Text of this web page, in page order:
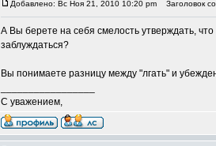
Добавлено: Вс Ноя 21, 2010 10:20 pm Заголовок
А Вы берете на себя смелость утверждать,
заблуждаться?
Вы понимаете разницу между "лгать" и
С уважением,